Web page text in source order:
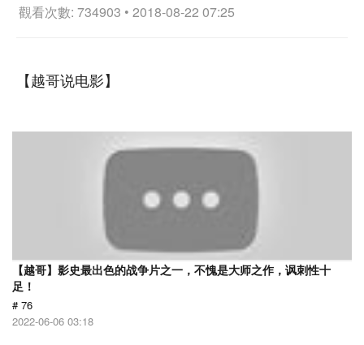
觀看次數: 734903 • 2018-08-22 07:25
【越哥说电影】
【越哥】影史最出色的战争片之一，不愧是大师之作，讽刺性十
足！
# 76
2022-06-06 03:18